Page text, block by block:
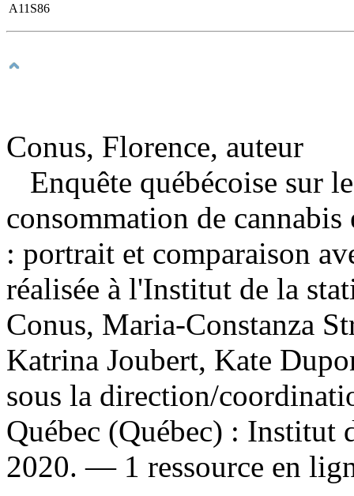
A11S86
Conus, Florence, auteur
Enquête québécoise sur
consommation de
: portrait et comparaison
réalisée à l'Institut de la
Conus, Maria-Constanza
Katrina Joubert, Kate
sous la direction/
Québec (Québec) : Institut
2020. — 1 ressource en